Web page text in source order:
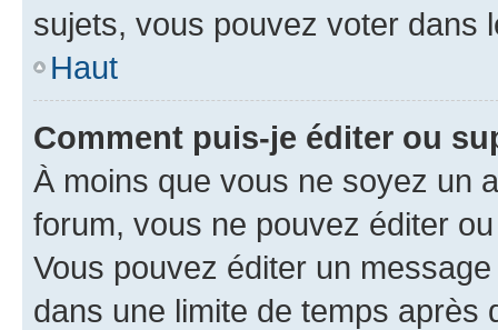
sujets, vous pouvez voter dans
Haut
Comment puis-je éditer ou
À moins que vous ne soyez un
forum, vous ne pouvez éditer
Vous pouvez éditer un
dans une limite de temps après